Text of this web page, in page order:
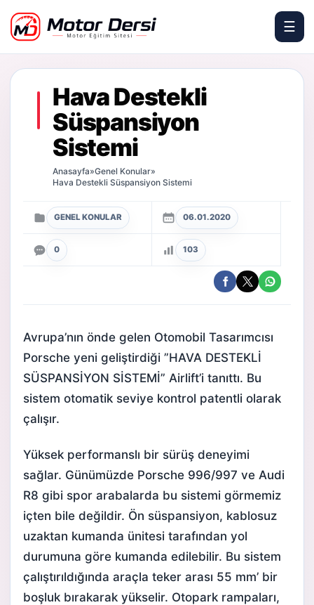
Motor Dersi
☰
Hava Destekli
Süspansiyon
Sistemi
Anasayfa»Genel Konular»
Hava Destekli Süspansiyon Sistemi
GENEL KONULAR 06.01.2020
0 103
Avrupa’nın önde gelen Otomobil Tasarımcısı
Porsche yeni geliştirdiği ”HAVA DESTEKLİ
SÜSPANSİYON SİSTEMİ” Airlift’i tanıttı. Bu
sistem otomatik seviye kontrol patentli olarak
çalışır.
Yüksek performanslı bir sürüş deneyimi
sağlar. Günümüzde Porsche 996/997 ve Audi
R8 gibi spor arabalarda bu sistemi görmemiz
içten bile değildir. Ön süspansiyon, kablosuz
uzaktan kumanda ünitesi tarafından yol
durumuna göre kumanda edilebilir. Bu sistem
çalıştırıldığında araçla teker arası 55 mm’ bir
boşluk bırakarak yükselir. Otopark rampaları,